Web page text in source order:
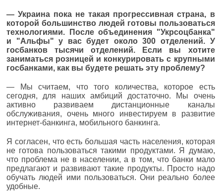
— Украина пока не такая прогрессивная страна, в
которой большинство людей готовы пользоваться
технологиями. После объединения "Укрсоцбанка"
и "Альфы" у вас будет около 300 отделений. У
госбанков тысячи отделений. Если вы хотите
заниматься розницей и конкурировать с крупными
госбанками, как вы будете решать эту проблему?
— Мы считаем, что того количества, которое есть
сегодня, для наших амбиций достаточно. Мы очень
активно развиваем дистанционные каналы
обслуживания, очень много инвестируем в развитие
интернет-банкинга, мобильного банкинга.
Я согласен, что есть большая часть населения, которая
не готова пользоваться такими продуктами. Я думаю,
что проблема не в населении, а в том, что банки мало
предлагают и развивают такие продукты. Просто надо
обучать людей ими пользоваться. Они реально более
удобные.